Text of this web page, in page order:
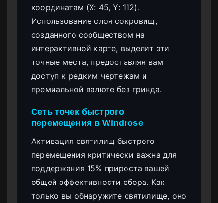
координатам (X: 45, Y: 112).
Использование слоя сокровищ,
созданного сообществом на
интерактивной карте, выделит эти
точные места, предоставляя вам
доступ к редким чертежам и
премиальной валюте без гринда.
Сеть точек быстрого
перемещения в Windrose
Активация святилищ быстрого
перемещения критически важна для
поддержания 15% прироста вашей
общей эффективности сбора. Как
только вы обнаружите святилище, оно